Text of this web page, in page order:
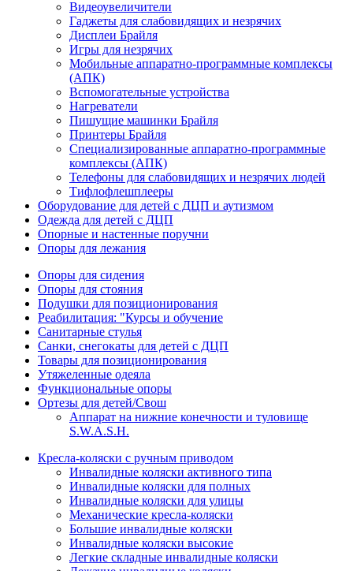
Видеоувеличители
Гаджеты для слабовидящих и незрячих
Дисплеи Брайля
Игры для незрячих
Мобильные аппаратно-программные комплексы
(АПК)
Вспомогательные устройства
Нагреватели
Пишущие машинки Брайля
Принтеры Брайля
Специализированные аппаратно-программные
комплексы (АПК)
Телефоны для слабовидящих и незрячих людей
Тифлофлешплееры
Оборудование для детей с ДЦП и аутизмом
Одежда для детей с ДЦП
Опорные и настенные поручни
Опоры для лежания
Опоры для сидения
Опоры для стояния
Подушки для позиционирования
Реабилитация: "Курсы и обучение
Санитарные стулья
Санки, снегокаты для детей с ДЦП
Товары для позиционирования
Утяжеленные одеяла
Функциональные опоры
Ортезы для детей/Свош
Аппарат на нижние конечности и туловище
S.W.A.S.H.
Кресла-коляски с ручным приводом
Инвалидные коляски активного типа
Инвалидные коляски для полных
Инвалидные коляски для улицы
Механические кресла-коляски
Большие инвалидные коляски
Инвалидные коляски высокие
Легкие складные инвалидные коляски